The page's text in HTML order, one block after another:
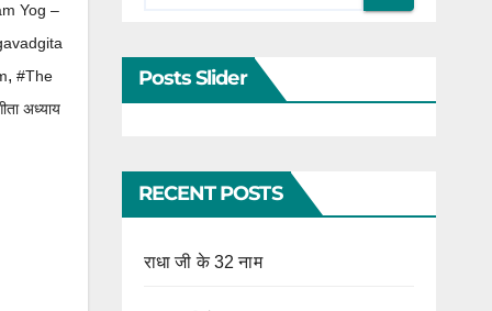
Yog –
, #The
अध्याय
Posts Slider
RECENT POSTS
राधा जी के 32 नाम